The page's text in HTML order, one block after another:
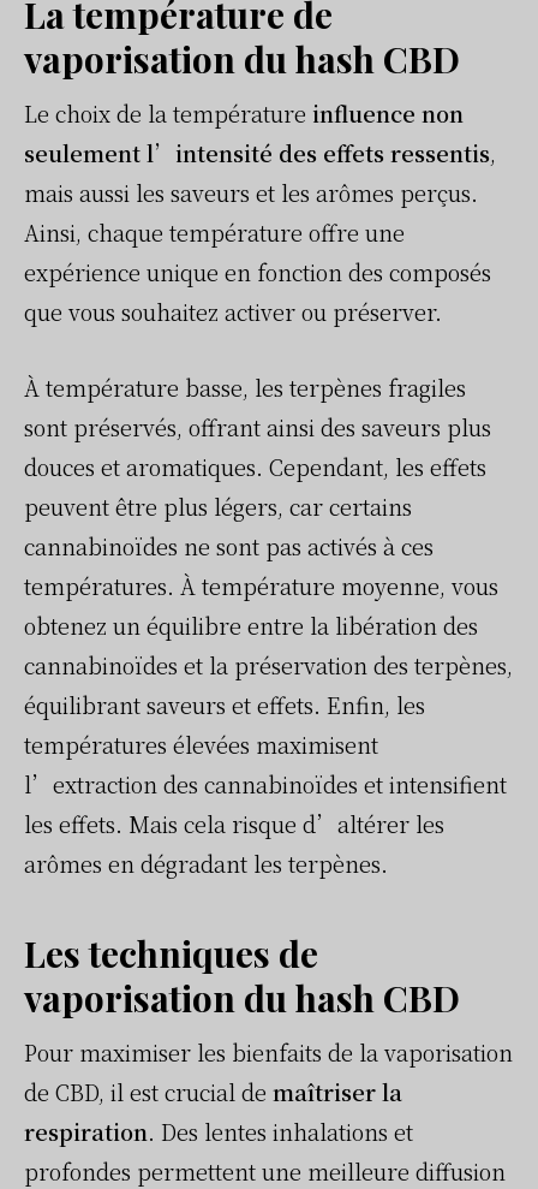
La température de
vaporisation du hash CBD
Le choix de la température influence non
seulement l’intensité des effets ressentis,
mais aussi les saveurs et les arômes perçus.
Ainsi, chaque température offre une
expérience unique en fonction des composés
que vous souhaitez activer ou préserver.
À température basse, les terpènes fragiles
sont préservés, offrant ainsi des saveurs plus
douces et aromatiques. Cependant, les effets
peuvent être plus légers, car certains
cannabinoïdes ne sont pas activés à ces
températures. À température moyenne, vous
obtenez un équilibre entre la libération des
cannabinoïdes et la préservation des terpènes,
équilibrant saveurs et effets. Enfin, les
températures élevées maximisent
l’extraction des cannabinoïdes et intensifient
les effets. Mais cela risque d’altérer les
arômes en dégradant les terpènes.
Les techniques de
vaporisation du hash CBD
Pour maximiser les bienfaits de la vaporisation
de CBD, il est crucial de maîtriser la
respiration. Des lentes inhalations et
profondes permettent une meilleure diffusion